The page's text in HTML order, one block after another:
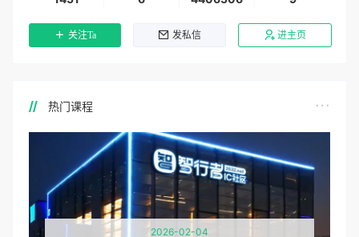
关注Ta 发私信 进主页
热门课程
2026-02-04